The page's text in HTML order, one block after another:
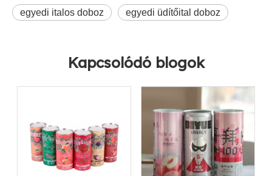
egyedi italos doboz egyedi üdítőital doboz
Kapcsolódó blogok